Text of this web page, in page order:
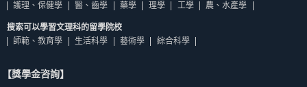
護理、保健學
醫、齒學 藥學 理學 工學 農、水產學
搜索可以學習文理科的留學院校
師範、教育學
生活科學 藝術學 綜合科學
【獎學金咨詢】